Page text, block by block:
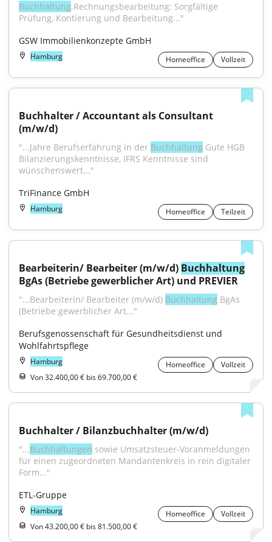
Buchhaltung.Rechnungsbearbeitung: Sorgfältige
Prüfung, Kontierung und Bearbeitung..."
GSW Immobilienkonzepte GmbH
Hamburg Homeoffice Vollzeit
Buchhalter / Accountant als Consultant
(m/w/d)
"...Jahre Berufserfahrung in der Buchhaltung Gute HGB
Bilanzierungskenntnisse, IFRS Kenntnisse sind
wünschenswert..."
TriFinance GmbH
Hamburg Homeoffice Teilzeit
Bearbeiterin/ Bearbeiter (m/w/d) Buchhaltung
BgAs (Betriebe gewerblicher Art) und PREVIER
"...Bearbeiterin/ Bearbeiter (m/w/d) Buchhaltung BgAs
(Betriebe gewerblicher Art..."
Berufsgenossenschaft für Gesundheitsdienst und
Wohlfahrtspflege
Hamburg Homeoffice
Vollzeit
Von 32.400,00 € bis 69.700,00 €
Buchhalter / Bilanzbuchhalter (m/w/d)
"...Buchhaltungen sowie Umsatzsteuer-Voranmeldungen
für einen zugeordneten Mandantenkreis in rein digitaler
Form..."
ETL-Gruppe
Hamburg Homeoffice
Vollzeit
Von 43.200,00 € bis 81.500,00 €